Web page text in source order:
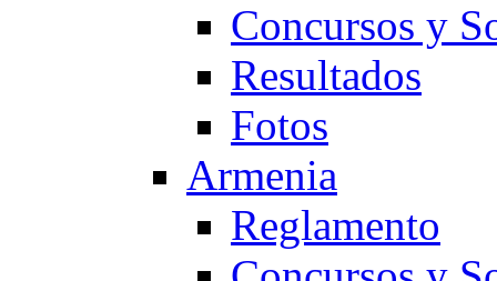
Concursos y
Resultados
Fotos
Armenia
Reglamento